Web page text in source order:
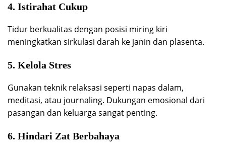
4. Istirahat Cukup
Tidur berkualitas dengan posisi miring kiri
meningkatkan sirkulasi darah ke janin dan plasenta.
5. Kelola Stres
Gunakan teknik relaksasi seperti napas dalam,
meditasi, atau journaling. Dukungan emosional dari
pasangan dan keluarga sangat penting.
6. Hindari Zat Berbahaya